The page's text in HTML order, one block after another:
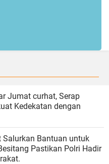
Jumat curhat, Serap
Kedekatan dengan
Salurkan Bantuan untuk
Pastikan Polri Hadir